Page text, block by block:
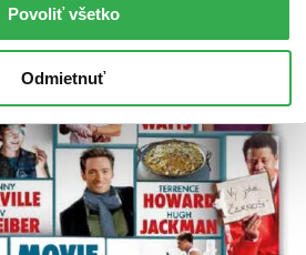
Povoliť všetko
Odmietnuť